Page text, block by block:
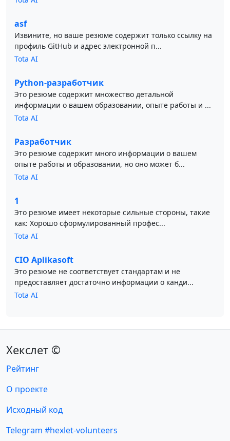
asf
Извините, но ваше резюме содержит только ссылку на
профиль GitHub и адрес электронной п...
Tota AI
Python-разработчик
Это резюме содержит множество детальной
информации о вашем образовании, опыте работы и ...
Tota AI
Разработчик
Это резюме содержит много информации о вашем
опыте работы и образовании, но оно может б...
Tota AI
1
Это резюме имеет некоторые сильные стороны, такие
как: Хорошо сформулированный профес...
Tota AI
CIO Aplikasoft
Это резюме не соответствует стандартам и не
предоставляет достаточно информации о канди...
Tota AI
Хекслет ©
Рейтинг
О проекте
Исходный код
Telegram #hexlet-volunteers